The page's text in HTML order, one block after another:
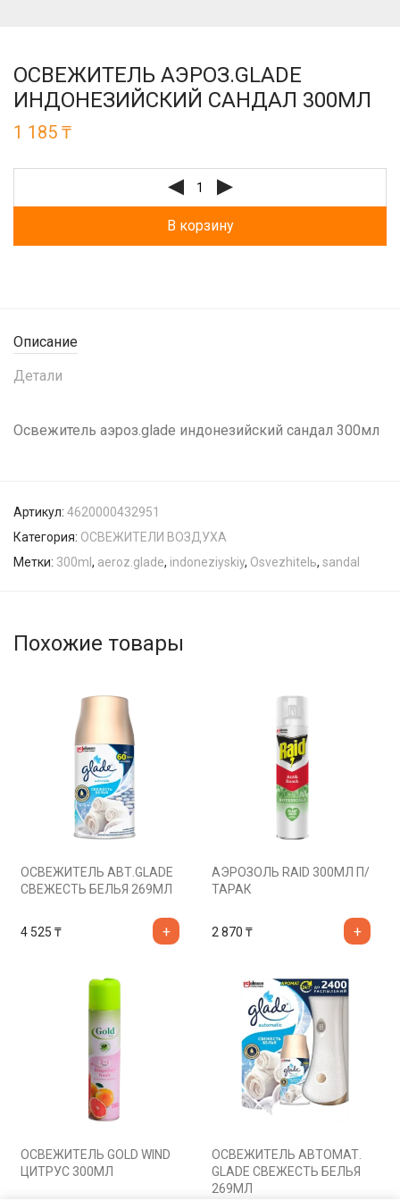
ОСВЕЖИТЕЛЬ АЭРОЗ.GLADE
ИНДОНЕЗИЙСКИЙ САНДАЛ 300МЛ
1 185 ₸
В корзину
Описание
Детали
Освежитель аэроз.glade индонезийский сандал 300мл
Артикул: 4620000432951
Категория: ОСВЕЖИТЕЛИ ВОЗДУХА
Метки: 300ml , aeroz.glade, indoneziyskiy, Osvezhitelь, sandal
Похожие товары
ОСВЕЖИТЕЛЬ АВТ.GLADE
СВЕЖЕСТЬ БЕЛЬЯ 269МЛ
4 525 ₸
АЭРОЗОЛЬ RAID 300МЛ П/
ТАРАК
2 870 ₸
ОСВЕЖИТЕЛЬ GOLD WIND
ЦИТРУС 300МЛ
ОСВЕЖИТЕЛЬ АВТОМАТ.
GLADE СВЕЖЕСТЬ БЕЛЬЯ
269МЛ